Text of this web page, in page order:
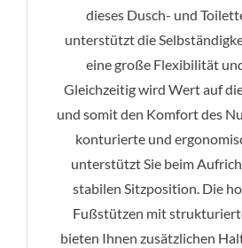
dieses Dusch- und
unterstützt die
eine große Flexibilität
Gleichzeitig wird Wert auf
und somit den Komfort des
konturierte und
unterstützt Sie beim
stabilen Sitzposition. Die
Fußstützen mit
bieten Ihnen zusätzlichen